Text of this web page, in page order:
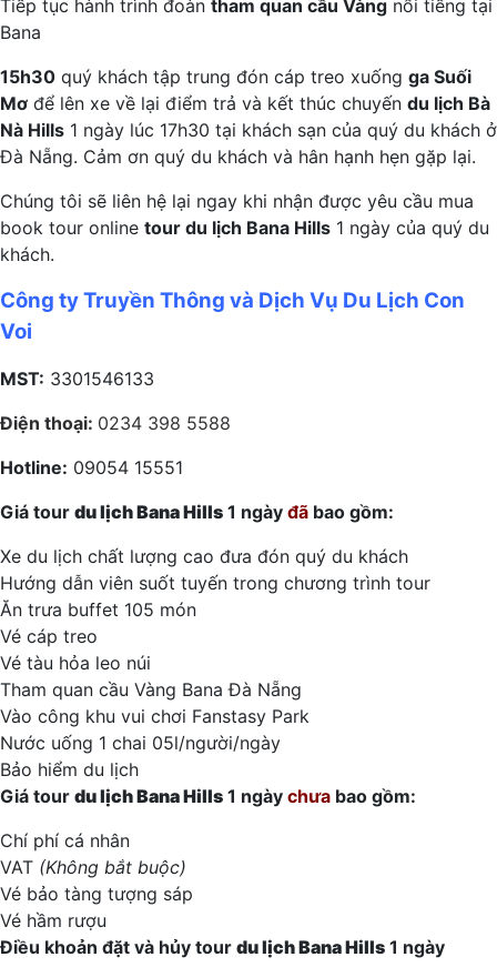
Tiếp tục hành trình đoàn tham quan cầu Vàng nổi tiếng tại
Bana
15h30 quý khách tập trung đón cáp treo xuống ga Suối
Mơ để lên xe về lại điểm trả và kết thúc chuyến du lịch Bà
Nà Hills 1 ngày lúc 17h30 tại khách sạn của quý du khách ở
Đà Nẵng. Cảm ơn quý du khách và hân hạnh hẹn gặp lại.
Chúng tôi sẽ liên hệ lại ngay khi nhận được yêu cầu mua
book tour online tour du lịch Bana Hills 1 ngày của quý du
khách.
Công ty Truyền Thông và Dịch Vụ Du Lịch Con
Voi
MST: 3301546133
Điện thoại: 0234 398 5588
Hotline: 09054 15551
Giá tour du lịchBana Hills 1 ngày đã bao gồm:
Xe du lịch chất lượng cao đưa đón quý du khách
Hướng dẫn viên suốt tuyến trong chương trình tour
Ăn trưa buffet 105 món
Vé cáp treo
Vé tàu hỏa leo núi
Tham quan cầu Vàng Bana Đà Nẵng
Vào công khu vui chơi Fanstasy Park
Nước uống 1 chai 05l/người/ngày
Bảo hiểm du lịch
Giá tour du lịchBanaHills 1 ngày chưa bao gồm:
Chí phí cá nhân
VAT (Không bắt buộc)
Vé bảo tàng tượng sáp
Vé hầm rượu
Điều khoản đặt và hủy tour du lịchBanaHills 1 ngày